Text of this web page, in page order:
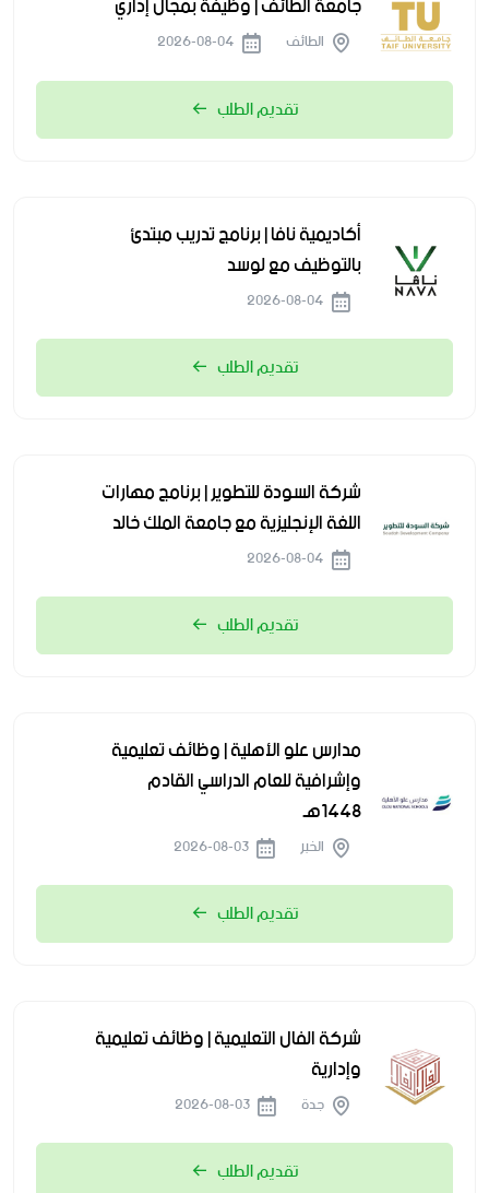
الطائف
تقديم الطلب
أكاديمية نافا | برنامج تدريب مبتدئ
بالتوظيف مع لوسد
تقديم الطلب
شركة السودة للتطوير | برنامج مهارات
اللغة الإنجليزية مع جامعة الملك خالد
تقديم الطلب
مدارس علو الأهلية | وظائف تعليمية
وإشرافية للعام الدراسي القادم
1448هـ
الخبر
تقديم الطلب
شركة الفال التعليمية | وظائف تعليمية
وإدارية
جدة
تقديم الطلب